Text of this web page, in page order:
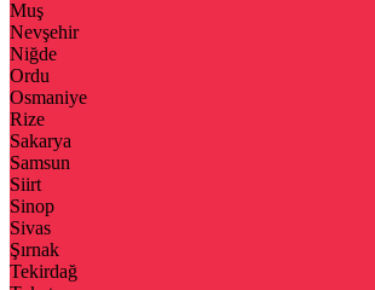
Muş
Nevşehir
Niğde
Ordu
Osmaniye
Rize
Sakarya
Samsun
Siirt
Sinop
Sivas
Şırnak
Tekirdağ